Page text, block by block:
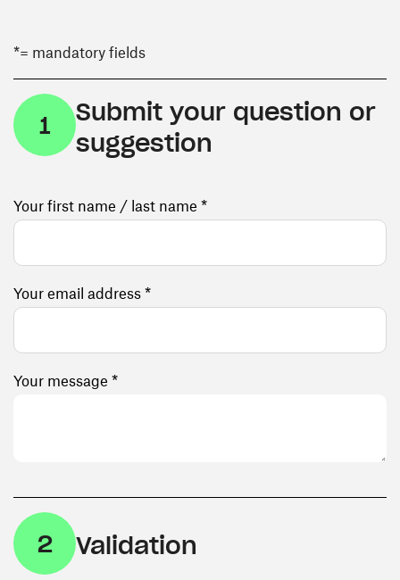
*= mandatory fields
1
Submit your question or
suggestion
Your first name / last name *
Your email address *
Your message *
2 Validation